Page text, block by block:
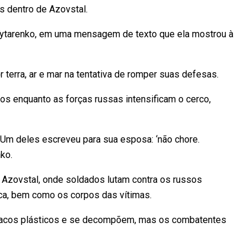
dentro de Azovstal.
em uma mensagem de texto que ela mostrou à
ar e mar na tentativa de romper suas defesas.
enquanto as forças russas intensificam o cerco,
deles escreveu para sua esposa: ‘não chore.
onde soldados lutam contra os russos
bem como os corpos das vítimas.
plásticos e se decompõem, mas os combatentes